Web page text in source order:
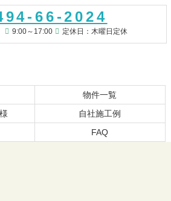
66-2024
9:00～17:00 定休日：木曜日定休
物件一覧
自社施工例
FAQ